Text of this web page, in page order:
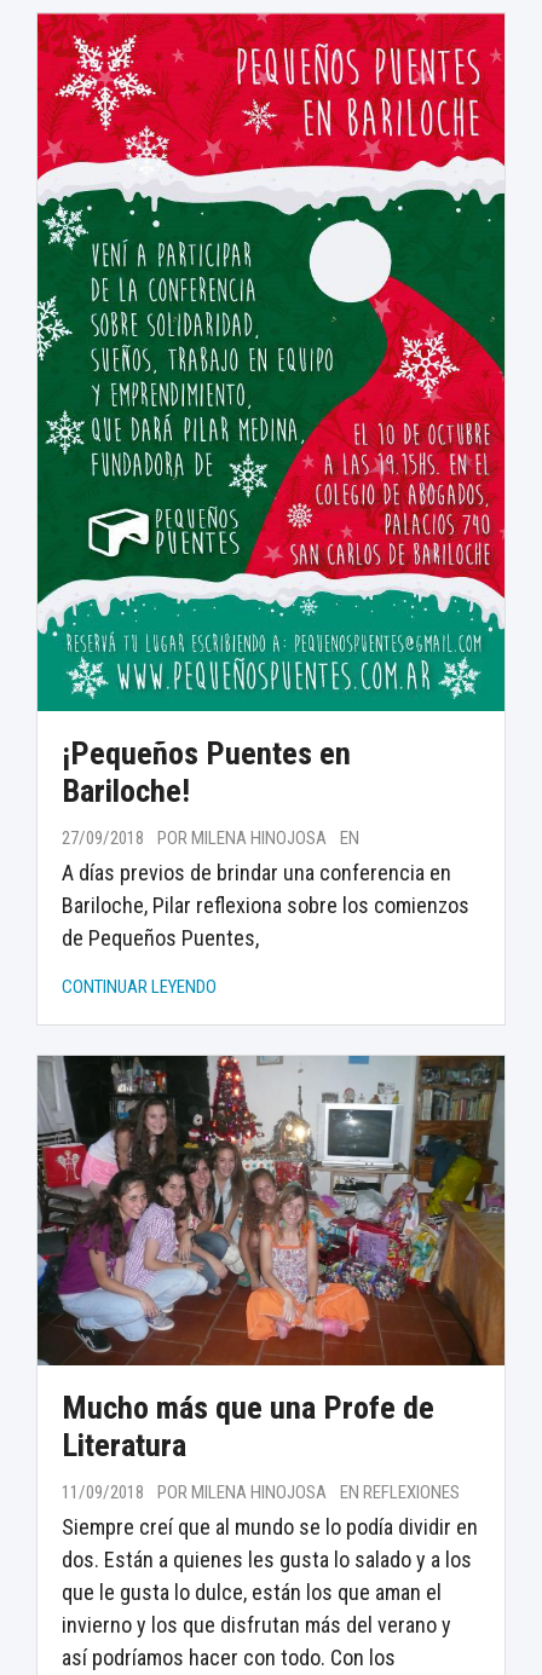
¡Pequeños Puentes en
Bariloche!
27/09/2018 POR MILENA HINOJOSA EN
A días previos de brindar una conferencia en
Bariloche, Pilar reflexiona sobre los comienzos
de Pequeños Puentes,
CONTINUAR LEYENDO
Mucho más que una Profe de
Literatura
11/09/2018 POR MILENA HINOJOSA EN REFLEXIONES
Siempre creí que al mundo se lo podía dividir en
dos. Están a quienes les gusta lo salado y a los
que le gusta lo dulce, están los que aman el
invierno y los que disfrutan más del verano y
así podríamos hacer con todo. Con los